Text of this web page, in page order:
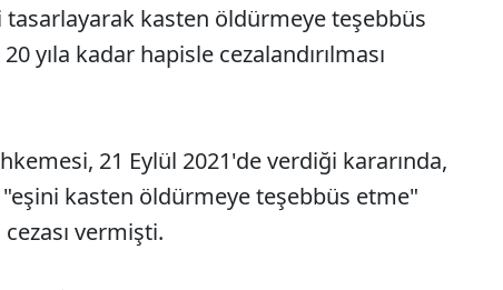
tasarlayarak kasten öldürmeye teşebbüs
yıla kadar hapisle cezalandırılması
21 Eylül 2021'de verdiği kararında,
kasten öldürmeye teşebbüs etme"
vermişti.